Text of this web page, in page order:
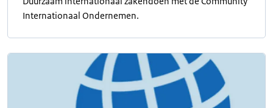
Internationaal Ondernemen.